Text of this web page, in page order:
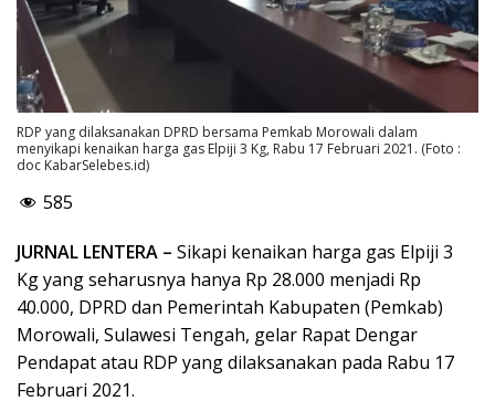
RDP yang dilaksanakan DPRD bersama Pemkab Morowali dalam
menyikapi kenaikan harga gas Elpiji 3 Kg, Rabu 17 Februari 2021. (Foto :
doc KabarSelebes.id)
585
JURNAL LENTERA – Sikapi kenaikan harga gas Elpiji 3
Kg yang seharusnya hanya Rp 28.000 menjadi Rp
40.000, DPRD dan Pemerintah Kabupaten (Pemkab)
Morowali, Sulawesi Tengah, gelar Rapat Dengar
Pendapat atau RDP yang dilaksanakan pada Rabu 17
Februari 2021.